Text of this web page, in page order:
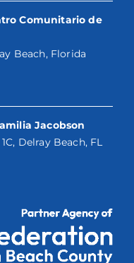
Comunitario de
Beach, Florida
Jacobson
Delray Beach, FL